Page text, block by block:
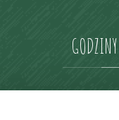
GODZINY